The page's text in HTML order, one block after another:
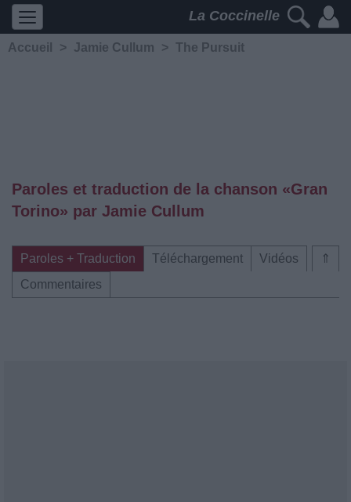
La Coccinelle
Accueil > Jamie Cullum > The Pursuit
Paroles et traduction de la chanson «Gran
Torino» par Jamie Cullum
⇑
Paroles + Traduction Téléchargement
Vidéos
Commentaires